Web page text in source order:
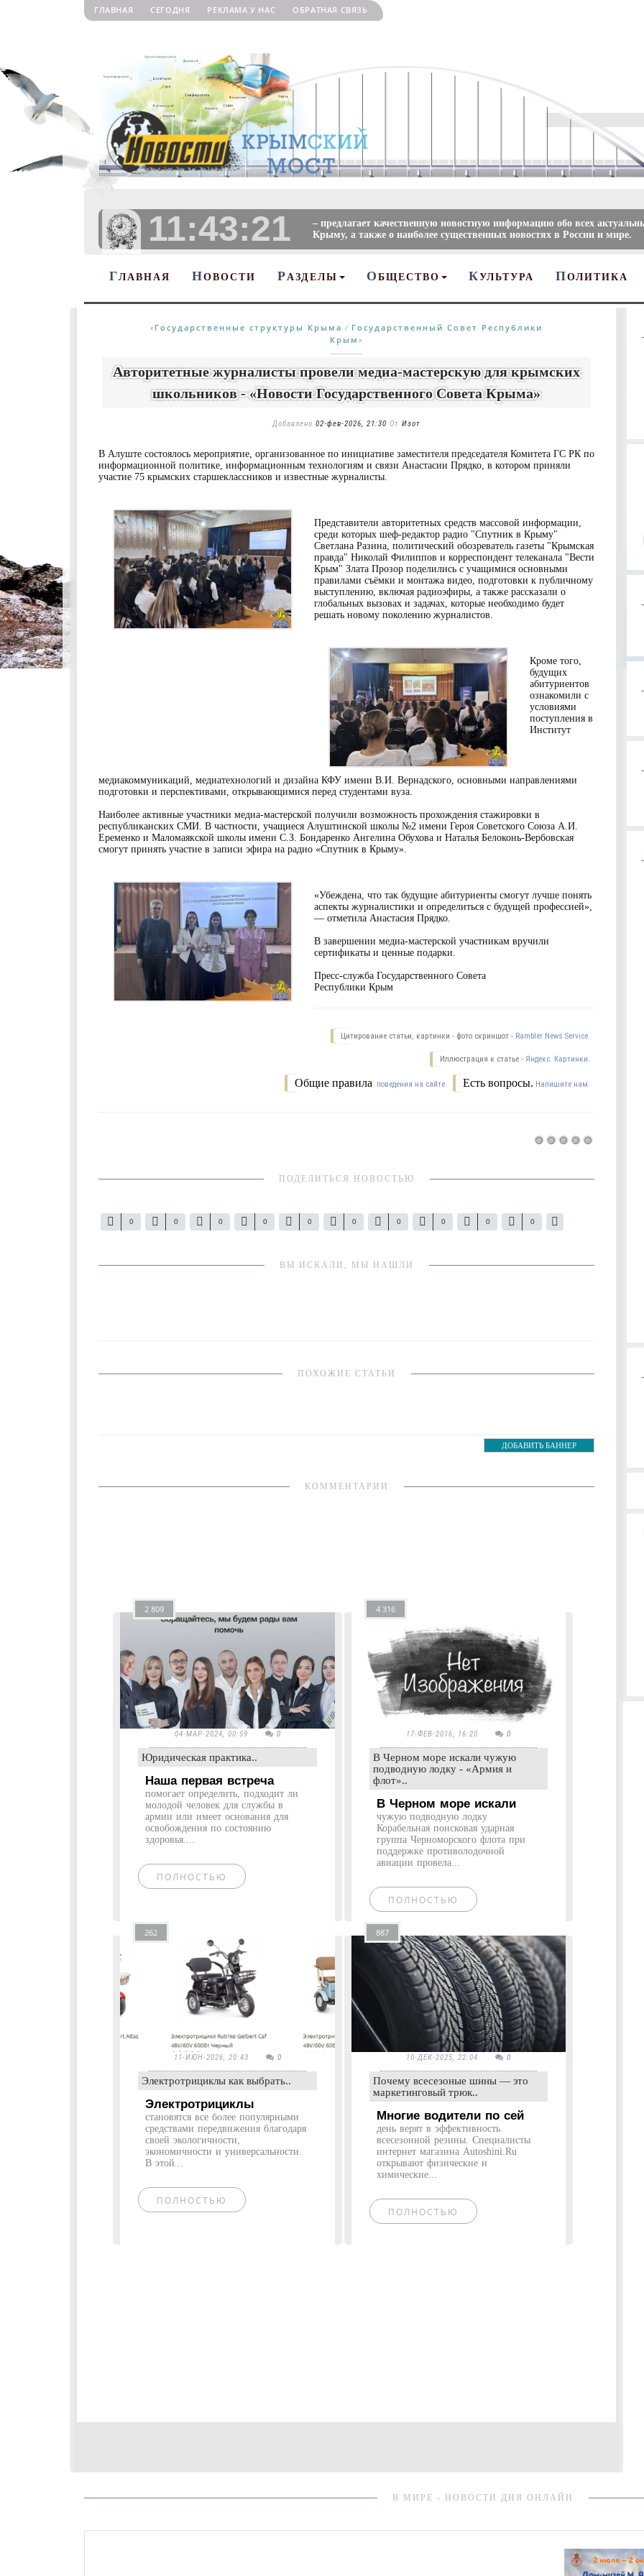
ГЛАВНАЯ СЕГОДНЯ РЕКЛАМА У НАС ОБРАТНАЯ СВЯЗЬ
11:43:22
– предлагает качественную новостную информацию обо всех
Крыму, а также о наиболее существенных новостях в России и мире.
ГЛАВНАЯ НОВОСТИ Р АЗДЕЛЫ О БЩЕСТВО КУЛЬТУРА ПОЛИТИКА
« Государственные структуры Крыма / Государственный Совет Республики
Крым »
Авторитетные журналисты провели медиа-мастерскую для крымских
школьников - «Новости Государственного Совета Крыма»
Добавлено 02-фев-2026, 21:30 От Изот
В Алуште состоялось мероприятие, организованное по инициативе заместителя председателя Комитета ГС РК по
информационной политике, информационным технологиям и связи Анастасии Прядко, в котором приняли
участие 75 крымских старшеклассников и известные журналисты.
Представители авторитетных средств массовой информации,
среди которых шеф-редактор радио "Спутник в Крыму"
Светлана Разина, политический обозреватель газеты "Крымская
правда" Николай Филиппов и корреспондент телеканала "Вести
Крым" Злата Прозор поделились с учащимися основными
правилами съёмки и монтажа видео, подготовки к публичному
выступлению, включая радиоэфиры, а также рассказали о
глобальных вызовах и задачах, которые необходимо будет
решать новому поколению журналистов.
Кроме того,
будущих
абитуриентов
ознакомили с
условиями
поступления в
Институт
медиакоммуникаций, медиатехнологий и дизайна КФУ имени В.И. Вернадского, основными направлениями
подготовки и перспективами, открывающимися перед студентами вуза.
Наиболее активные участники медиа-мастерской получили возможность прохождения стажировки в
республиканских СМИ. В частности, учащиеся Алуштинской школы №2 имени Героя Советского Союза А.И.
Еременко и Маломаякской школы имени С.З. Бондаренко Ангелина Обухова и Наталья Белоконь-Вербовская
смогут принять участие в записи эфира на радио «Спутник в Крыму».
«Убеждена, что так будущие абитуриенты смогут лучше понять
аспекты журналистики и определиться с будущей профессией»,
— отметила Анастасия Прядко.
В завершении медиа-мастерской участникам вручили
сертификаты и ценные подарки.
Пресс-служба Государственного Совета
Республики Крым
Цитирование статьи, картинки - фото скриншот - Rambler News Service.
Иллюстрация к статье - Яндекс. Картинки.
Есть вопросы. Напишите нам.
Общие правила поведения на сайте.
ПОДЕЛИТЬСЯ НОВОСТЬЮ
0 0 0 0 0 0 0 0 0 0
ВЫ ИСКАЛИ, МЫ НАШЛИ
ПОХОЖИЕ СТАТЬИ
ДОБАВИТЬ БАННЕР
КОММЕНТАРИИ
2 809
04-МАР-2024, 00:59 0
Юридическая практика..
Наша первая встреча
помогает определить, подходит ли
молодой человек для службы в
армии или имеет основания для
освобождения по состоянию
здоровья....
ПОЛНОСТЬЮ
4 316
17-ФЕВ-2016, 16:20 0
В Черном море искали чужую
подводную лодку - «Армия и
флот»..
В Черном море искали
чужую подводную лодку
Корабельная поисковая ударная
группа Черноморского флота при
поддержке противолодочной
авиации провела...
ПОЛНОСТЬЮ
262
11-ИЮН-2026, 20:43 0
Электротрициклы как выбрать..
Электротрициклы
становятся все более популярными
средствами передвижения благодаря
своей экологичности,
экономичности и универсальности.
В этой...
ПОЛНОСТЬЮ
887
10-ДЕК-2025, 22:04 0
Почему всесезоные шины — это
маркетинговый трюк..
Многие водители по сей
день верят в эффективность
всесезонной резины. Специалисты
интернет магазина Autoshini.Ru
открывают физические и
химические...
ПОЛНОСТЬЮ
В МИРЕ - НОВОСТИ ДНЯ ОНЛАЙН